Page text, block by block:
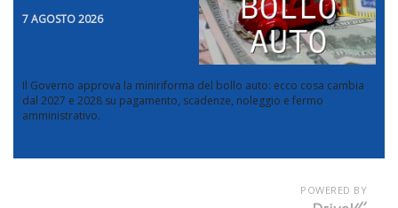
7 AGOSTO 2026
Il Governo approva la miniriforma del bollo auto: ecco cosa cambia
dal 2027 e 2028 su pagamento, scadenze, noleggio e fermo
amministrativo.
POWERED BY